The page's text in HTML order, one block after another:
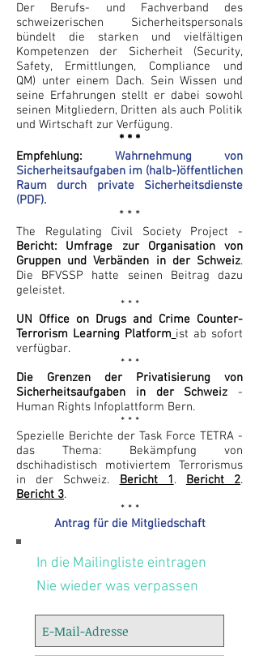
Der Berufs- und Fachverband des
schweizerischen Sicherheitspersonals
bündelt die starken und vielfältigen
Kompetenzen der Sicherheit (Security,
Safety, Ermittlungen, Compliance und
QM) unter einem Dach. Sein Wissen und
seine Erfahrungen stellt er dabei sowohl
seinen Mitgliedern, Dritten als auch Politik
und Wirtschaft zur Verfügung.
* * *
Empfehlung:
Wahrnehmung von
Sicherheitsaufgaben im (halb-)öffentlichen
Raum durch private Sicherheitsdienste
(PDF).
* * *
The Regulating Civil Society Project -
Bericht: Umfrage zur Organisation von
Gruppen und Verbänden in der Schweiz.
Die BFVSSP hatte seinen Beitrag dazu
geleistet.
* * *
UN Office on Drugs and Crime Counter-
Terrorism Learning Platform ist ab sofort
verfügbar.
* * *
Die Grenzen der Privatisierung von
Sicherheitsaufgaben in der Schweiz -
Human Rights Infoplattform Bern.
* * *
Spezielle Berichte der Task Force TETRA -
das Thema: Bekämpfung von
dschihadistisch motiviertem Terrorismus
in der Schweiz. Bericht 1. Bericht 2.
Bericht 3.
* * *
Antrag für die Mitgliedschaft
In die Mailingliste eintragen
Nie wieder was verpassen